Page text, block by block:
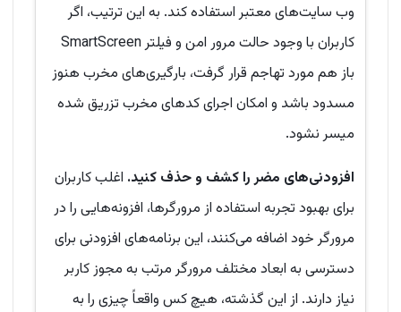
وب سایت‌های معتبر استفاده کند. به این ترتیب، اگر
کاربران با وجود حالت مرور امن و فیلتر SmartScreen
باز هم مورد تهاجم قرار گرفت، بارگیری‌های مخرب هنوز
مسدود باشد و امکان اجرای کدهای مخرب تزریق شده
میسر نشود.‌
افزودنی‌های مضر را کشف و حذف کنید. اغلب کاربران
برای بهبود تجربه استفاده از مرورگرها، افزونه‌هایی را در
مرورگر خود اضافه می‌کنند، این برنامه‌های افزودنی برای
دسترسی به ابعاد مختلف مرورگر مرتب به مجوز کاربر
نیاز دارند. از این گذشته، هیچ کس واقعاً چیزی را به